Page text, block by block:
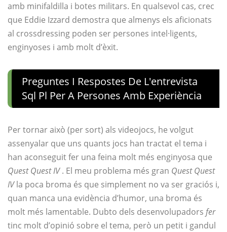
amb minifaldilla i botes militars. En qualsevol cas, crec
que Eddie Izzard demostra que almenys els aficionats
al crossdressing poden ser persones intel·ligents,
enginyoses i amb molt d’èxit.
Preguntes I Respostes De L'entrevista
Sql Pl Per A Persones Amb Experiència
Per tornar això (per sort) als videojocs, he volgut
assenyalar que uns quants jocs han tractat el tema i
han aconseguit fer una feina molt més enginyosa que
Quest Quest IV. El meu problema més gran Quest Quest
IVla poca broma és que simplement no va ser graciós i,
quan manca una evidència d’humor, una broma és
molt més lamentable. Dubto dels desenvolupadors fer
tinc molt d’opinió sobre el tema, però un petit i gandul